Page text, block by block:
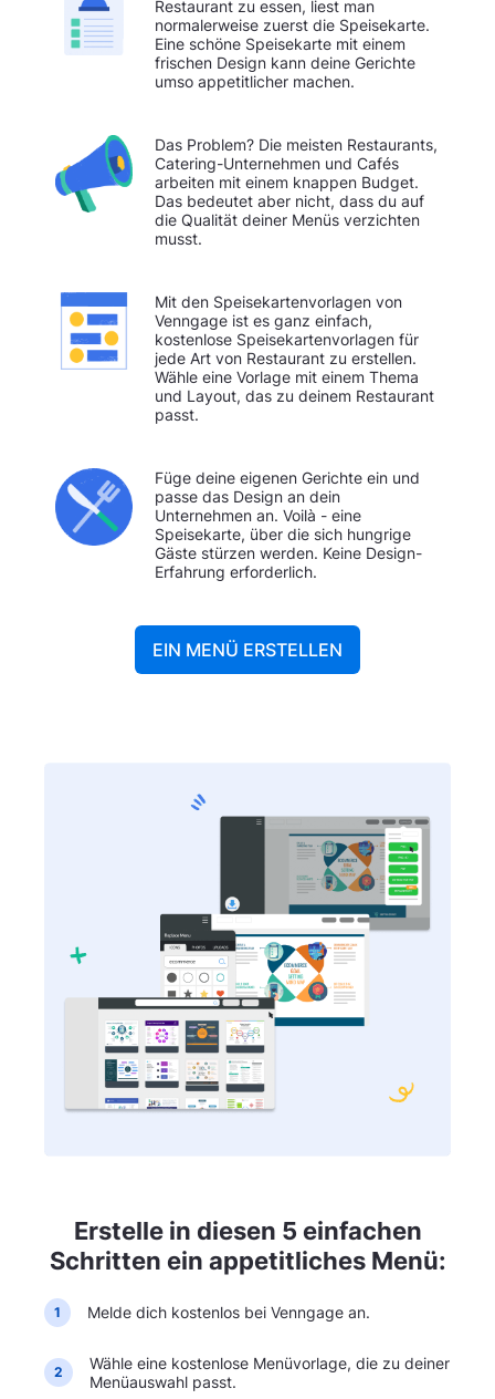
Restaurant zu essen, liest man
normalerweise zuerst die Speisekarte.
Eine schöne Speisekarte mit einem
frischen Design kann deine Gerichte
umso appetitlicher machen.
Das Problem? Die meisten Restaurants,
Catering-Unternehmen und Cafés
arbeiten mit einem knappen Budget.
Das bedeutet aber nicht, dass du auf
die Qualität deiner Menüs verzichten
musst.
Mit den Speisekartenvorlagen von
Venngage ist es ganz einfach,
kostenlose Speisekartenvorlagen für
jede Art von Restaurant zu erstellen.
Wähle eine Vorlage mit einem Thema
und Layout, das zu deinem Restaurant
passt.
Füge deine eigenen Gerichte ein und
passe das Design an dein
Unternehmen an. Voilà - eine
Speisekarte, über die sich hungrige
Gäste stürzen werden. Keine Design-
Erfahrung erforderlich.
EIN MENÜ ERSTELLEN
Erstelle in diesen 5 einfachen
Schritten ein appetitliches Menü:
1 Melde dich kostenlos bei Venngage an.
2
Wähle eine kostenlose Menüvorlage, die zu deiner
Menüauswahl passt.